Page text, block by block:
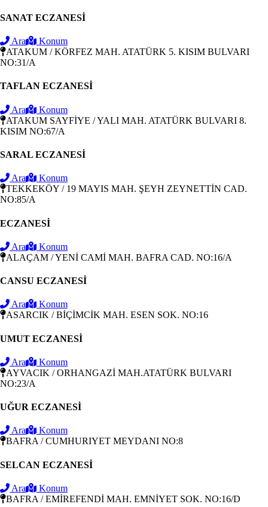
SANAT ECZANESİ
Ara
Konum
ATAKUM / KÖRFEZ MAH. ATATÜRK 5. KISIM BULVARI
NO:31/A
TAFLAN ECZANESİ
Ara
Konum
ATAKUM SAYFİYE / YALI MAH. ATATÜRK BULVARI 8.
KISIM NO:67/A
SARAL ECZANESİ
Ara
Konum
TEKKEKÖY / 19 MAYIS MAH. ŞEYH ZEYNETTİN CAD.
NO:85/A
ECZANESİ
Ara
Konum
ALAÇAM / YENİ CAMİ MAH. BAFRA CAD. NO:16/A
CANSU ECZANESİ
Ara
Konum
ASARCIK / BİÇİMCİK MAH. ESEN SOK. NO:16
UMUT ECZANESİ
Ara
Konum
AYVACIK / ORHANGAZİ MAH.ATATÜRK BULVARI
NO:23/A
UĞUR ECZANESİ
Ara
Konum
BAFRA / CUMHURIYET MEYDANI NO:8
SELCAN ECZANESİ
Ara
Konum
BAFRA / EMİREFENDİ MAH. EMNİYET SOK. NO:16/D